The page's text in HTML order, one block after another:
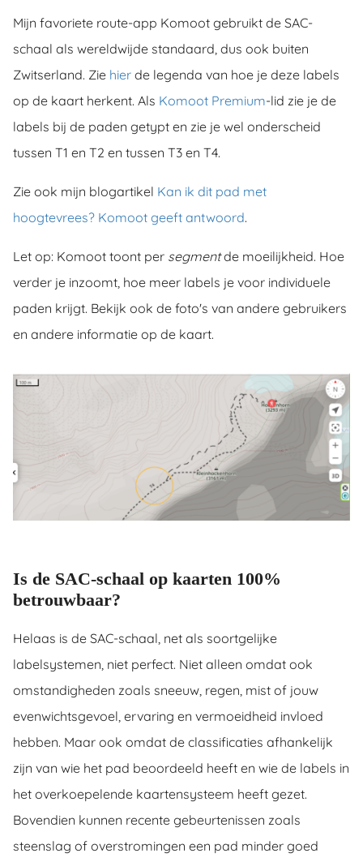
Mijn favoriete route-app Komoot gebruikt de SAC-
schaal als wereldwijde standaard, dus ook buiten
Zwitserland. Zie hier de legenda van hoe je deze labels
op de kaart herkent. Als Komoot Premium-lid zie je de
labels bij de paden getypt en zie je wel onderscheid
tussen T1 en T2 en tussen T3 en T4.
Zie ook mijn blogartikel Kan ik dit pad met
hoogtevrees? Komoot geeft antwoord.
Let op: Komoot toont per segmentde moeilijkheid. Hoe
verder je inzoomt, hoe meer labels je voor individuele
paden krijgt. Bekijk ook de foto's van andere gebruikers
en andere informatie op de kaart.
Is de SAC-schaal op kaarten 100%
betrouwbaar?
Helaas is de SAC-schaal, net als soortgelijke
labelsystemen, niet perfect. Niet alleen omdat ook
omstandigheden zoals sneeuw, regen, mist of jouw
evenwichtsgevoel, ervaring en vermoeidheid invloed
hebben. Maar ook omdat de classificaties afhankelijk
zijn van wie het pad beoordeeld heeft en wie de labels in
het overkoepelende kaartensysteem heeft gezet.
Bovendien kunnen recente gebeurtenissen zoals
steenslag of overstromingen een pad minder goed